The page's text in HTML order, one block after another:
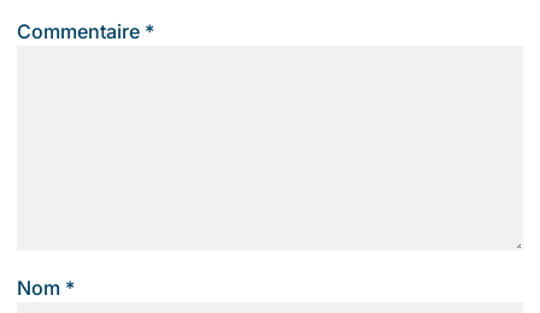
Commentaire *
Nom *